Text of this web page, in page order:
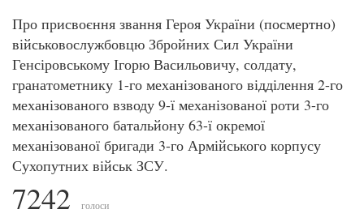
Про присвоєння звання Героя України (посмертно)
військовослужбовцю Збройних Сил України
Генсіровському Ігорю Васильовичу, солдату,
гранатометнику 1-го механізованого відділення 2-го
механізованого взводу 9-ї механізованої роти 3-го
механізованого батальйону 63-ї окремої
механізованої бригади 3-го Армійського корпусу
Сухопутних військ ЗСУ.
7242 голоси